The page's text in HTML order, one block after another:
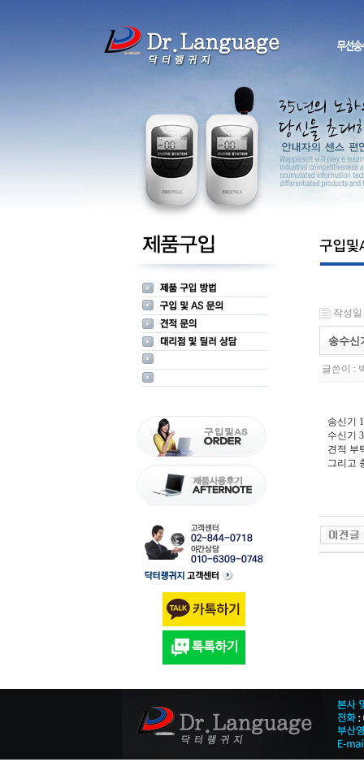
작성일
송수신
글쓴이 :
송신기
수신기
견적 부
그리고